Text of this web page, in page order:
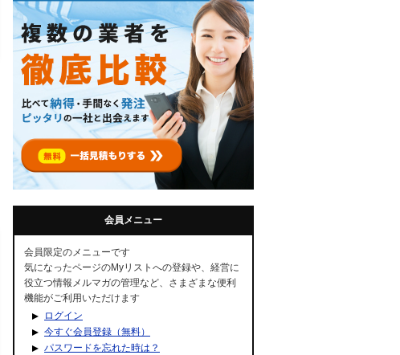
会員メニュー
会員限定のメニューです
気になったページのMyリストへの登録や、経営に
役立つ情報メルマガの管理など、さまざまな便利
機能がご利用いただけます
ログイン
今すぐ会員登録（無料）
パスワードを忘れた時は？